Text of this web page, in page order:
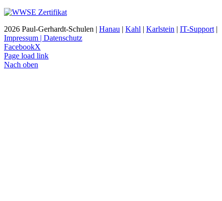
2026 Paul-Gerhardt-Schulen | Hanau | Kahl | Karlstein | IT-Support |
Impressum | Datenschutz
FacebookX
Page load link
Nach oben